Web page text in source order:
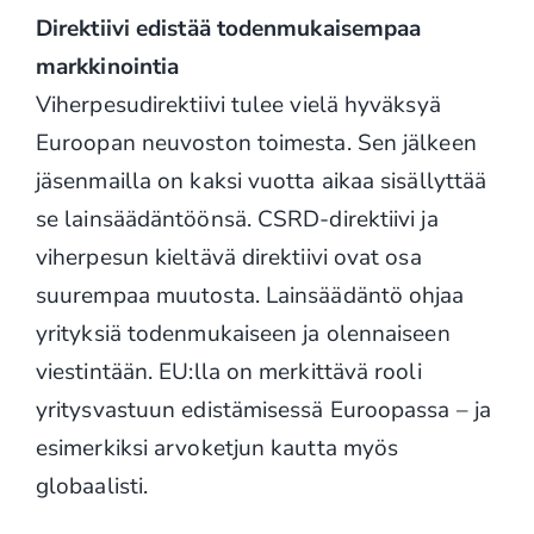
Direktiivi edistää todenmukaisempaa
markkinointia
Viherpesudirektiivi tulee vielä hyväksyä
Euroopan neuvoston toimesta. Sen jälkeen
jäsenmailla on kaksi vuotta aikaa sisällyttää
se lainsäädäntöönsä. CSRD-direktiivi ja
viherpesun kieltävä direktiivi ovat osa
suurempaa muutosta. Lainsäädäntö ohjaa
yrityksiä todenmukaiseen ja olennaiseen
viestintään. EU:lla on merkittävä rooli
yritysvastuun edistämisessä Euroopassa – ja
esimerkiksi arvoketjun kautta myös
globaalisti.